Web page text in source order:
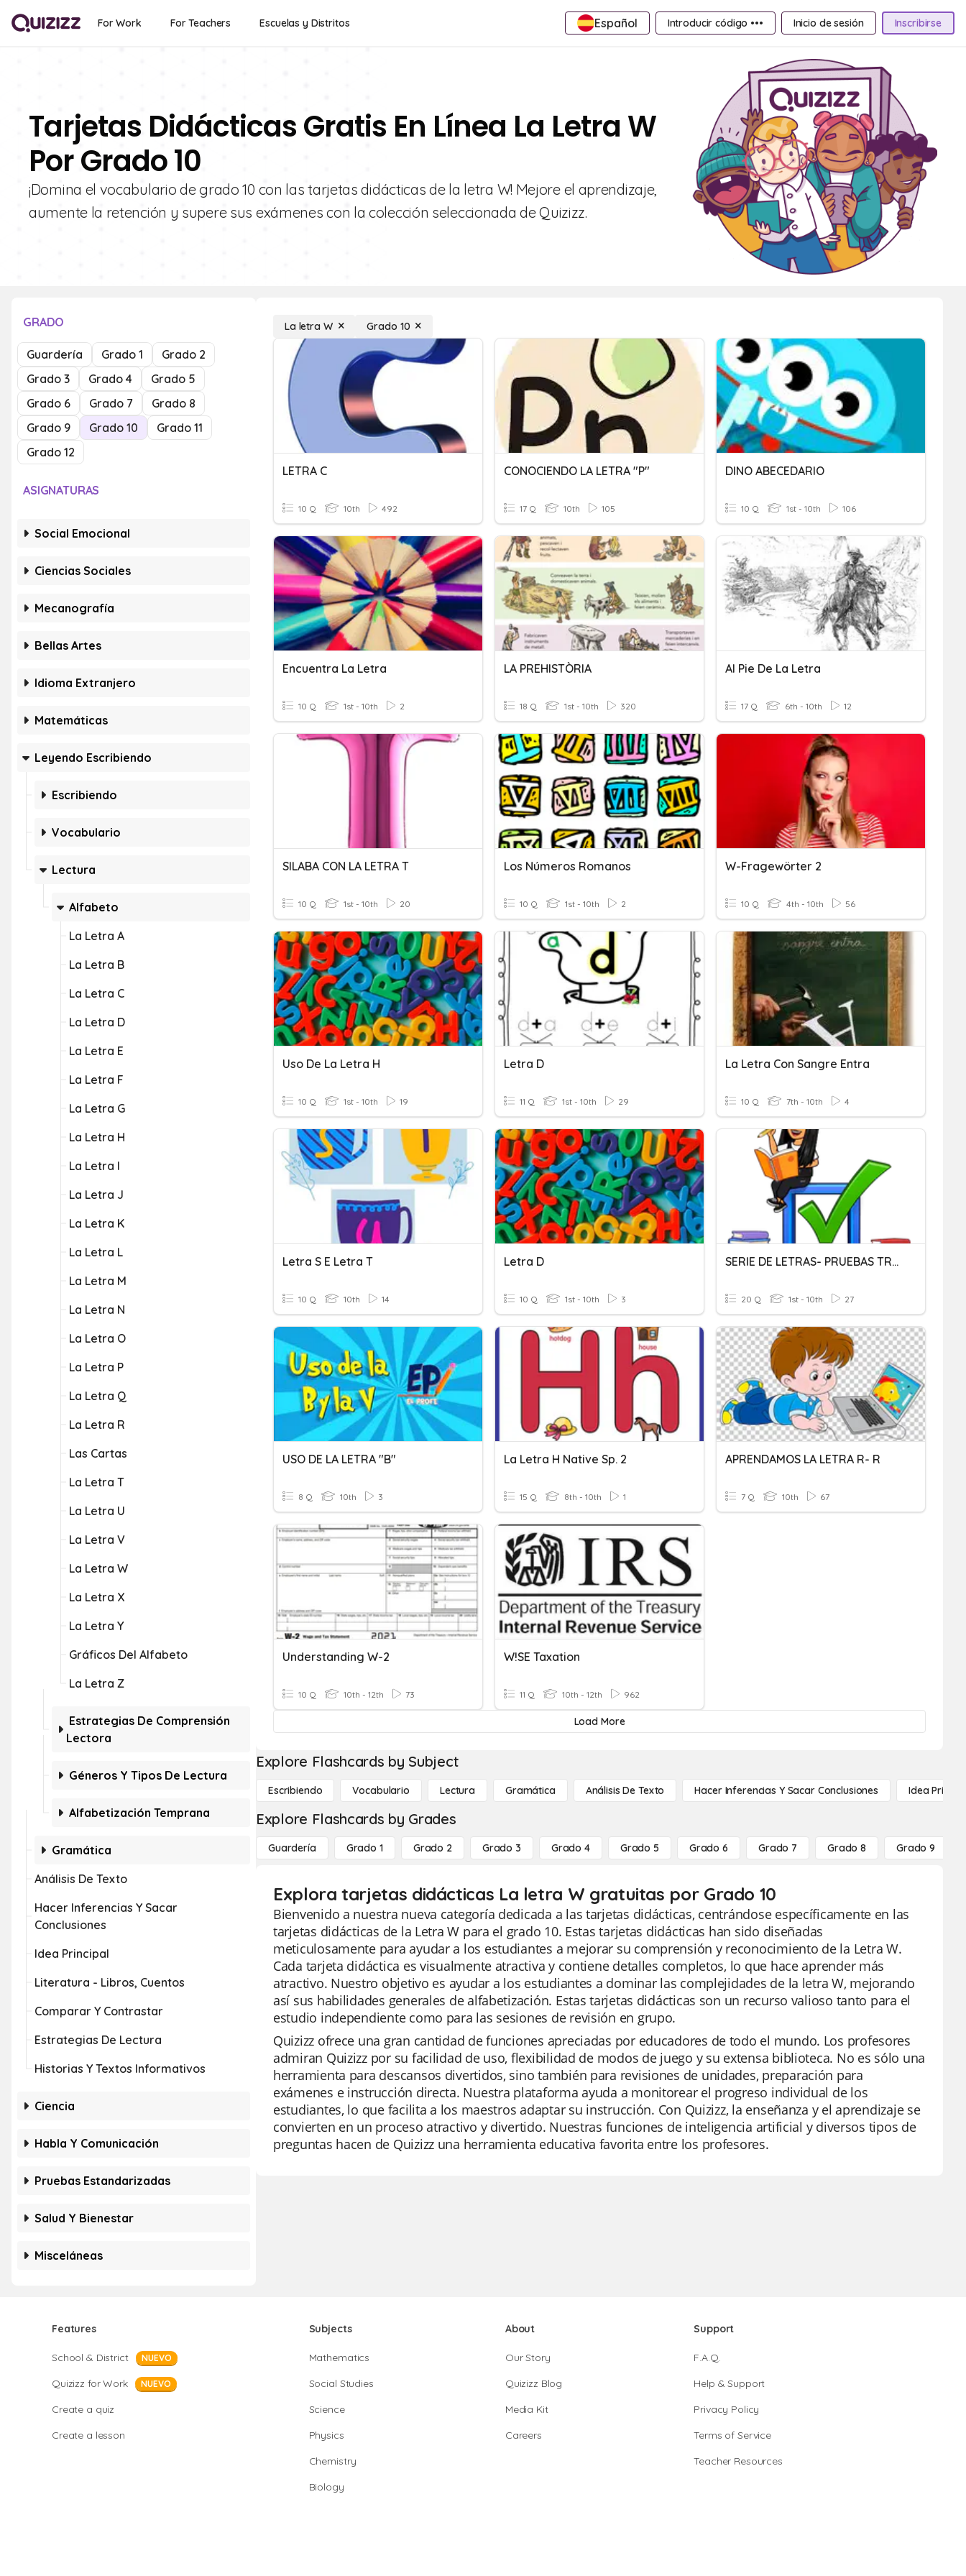
For Work For Teachers Escuelas y Distritos Español Introducir código ••• Inicio de sesión Inscribirse
Tarjetas Didácticas Gratis En Línea La Letra W
Por Grado 10
¡Domina el vocabulario de grado 10 con las tarjetas didácticas de la letra W! Mejore el aprendizaje,
aumente la retención y supere sus exámenes con la colección seleccionada de Quizizz.
GRADO
Guardería Grado 1
Grado 2
Grado 3
Grado 4
Grado 5
Grado 6
Grado 7
Grado 8
Grado 9
Grado 10
Grado 11
Grado 12
ASIGNATURAS
Social Emocional
Ciencias Sociales
Mecanografía
Bellas Artes
Idioma Extranjero
Matemáticas
Leyendo Escribiendo
Escribiendo
Vocabulario
Lectura
Alfabeto
La Letra A
La Letra B
La Letra C
La Letra D
La Letra E
La Letra F
La Letra G
La Letra H
La Letra I
La Letra J
La Letra K
La Letra L
La Letra M
La Letra N
La Letra O
La Letra P
La Letra Q
La Letra R
Las Cartas
La Letra T
La Letra U
La Letra V
La Letra W
La Letra X
La Letra Y
Gráficos Del Alfabeto
La Letra Z
Estrategias De Comprensión
Lectora
Géneros Y Tipos De Lectura
Alfabetización Temprana
Gramática
Análisis De Texto
Hacer Inferencias Y Sacar
Conclusiones
Idea Principal
Literatura - Libros, Cuentos
Comparar Y Contrastar
Estrategias De Lectura
Historias Y Textos Informativos
Ciencia
Habla Y Comunicación
Pruebas Estandarizadas
Salud Y Bienestar
Misceláneas
La letra W Grado 10
LETRA C
10 Q 10th 492
CONOCIENDO LA LETRA "P"
17 Q 10th 105
DINO ABECEDARIO
10 Q 1st - 10th 106
Encuentra La Letra
10 Q 1st - 10th 2
LA PREHISTÒRIA
18 Q 1st - 10th 320
Al Pie De La Letra
17 Q 6th - 10th 12
SILABA CON LA LETRA T
10 Q 1st - 10th 20
Los Números Romanos
10 Q 1st - 10th 2
W-Fragewörter 2
10 Q 4th - 10th 56
Uso De La Letra H
10 Q 1st - 10th 19
Letra D
11 Q 1st - 10th 29
La Letra Con Sangre Entra
10 Q 7th - 10th 4
Letra S E Letra T
10 Q 10th 14
Letra D
10 Q 1st - 10th 3
SERIE DE LETRAS- PRUEBAS TRANSFORMAR-ECUADOR
20 Q 1st - 10th 27
USO DE LA LETRA "B"
8 Q 10th 3
La Letra H Native Sp. 2
15 Q 8th - 10th 1
APRENDAMOS LA LETRA R- R
7 Q 10th 67
Understanding W-2
10 Q 10th - 12th 73
W!SE Taxation
11 Q 10th - 12th 962
Load More
Explore Flashcards by Subject
Escribiendo Vocabulario Lectura Gramática Análisis De Texto Hacer Inferencias Y Sacar Conclusiones Idea
Explore Flashcards by Grades
Guardería Grado 1 Grado 2 Grado 3 Grado 4 Grado 5 Grado 6 Grado 7 Grado 8 Grado 9
Explora tarjetas didácticas La letra W gratuitas por Grado 10
Bienvenido a nuestra nueva categoría dedicada a las tarjetas didácticas, centrándose específicamente en las
tarjetas didácticas de la Letra W para el grado 10. Estas tarjetas didácticas han sido diseñadas
meticulosamente para ayudar a los estudiantes a mejorar su comprensión y reconocimiento de la Letra W.
Cada tarjeta didáctica es visualmente atractiva y contiene detalles completos, lo que hace aprender más
atractivo. Nuestro objetivo es ayudar a los estudiantes a dominar las complejidades de la letra W, mejorando
así sus habilidades generales de alfabetización. Estas tarjetas didácticas son un recurso valioso tanto para el
estudio independiente como para las sesiones de revisión en grupo.
Quizizz ofrece una gran cantidad de funciones apreciadas por educadores de todo el mundo. Los profesores
admiran Quizizz por su facilidad de uso, flexibilidad de modos de juego y su extensa biblioteca. No es sólo una
herramienta para descansos divertidos, sino también para revisiones de unidades, preparación para
exámenes e instrucción directa. Nuestra plataforma ayuda a monitorear el progreso individual de los
estudiantes, lo que facilita a los maestros adaptar su instrucción. Con Quizizz, la enseñanza y el aprendizaje se
convierten en un proceso atractivo y divertido. Nuestras funciones de inteligencia artificial y diversos tipos de
preguntas hacen de Quizizz una herramienta educativa favorita entre los profesores.
Features
School & District NUEVO
Quizizz for Work NUEVO
Create a quiz
Create a lesson
Subjects
Mathematics
Social Studies
Science
Physics
Chemistry
Biology
About
Our Story
Quizizz Blog
Media Kit
Careers
Support
F.A.Q.
Help & Support
Privacy Policy
Terms of Service
Teacher Resources